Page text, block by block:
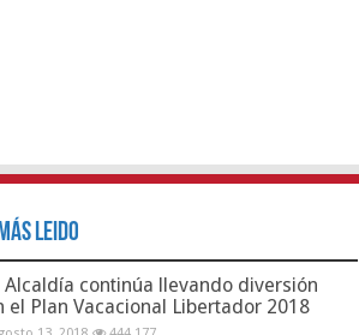
Leido
Alcaldía continúa llevando diversión
el Plan Vacacional Libertador 2018